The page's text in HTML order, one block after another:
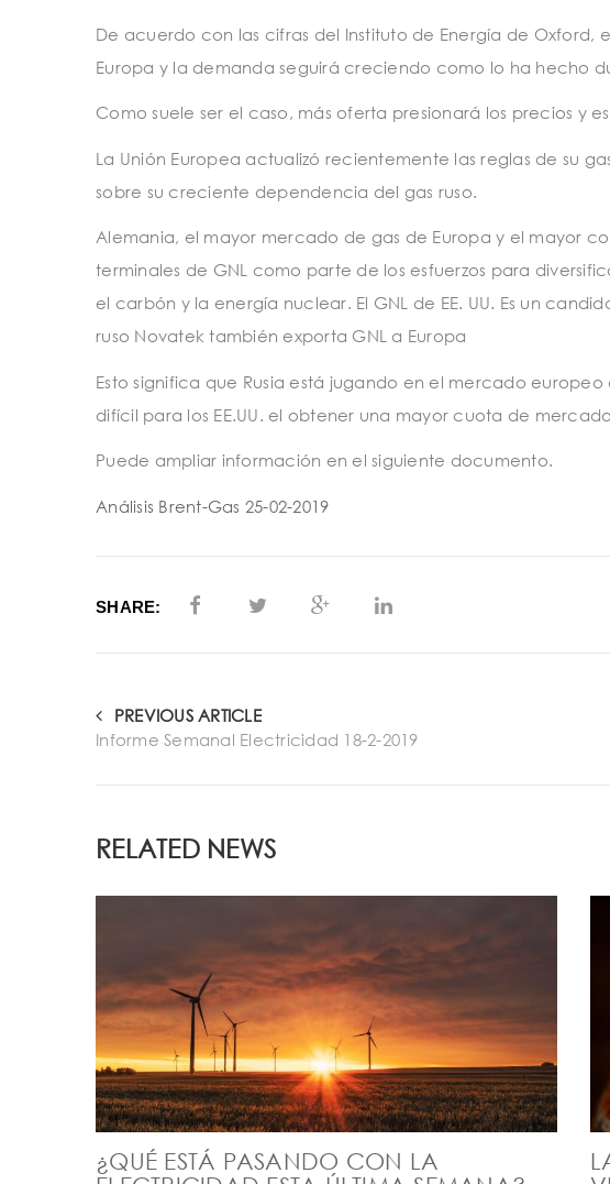
De acuerdo con las cifras del Instituto de Energía de Oxford,
Europa y la demanda seguirá creciendo como lo ha hecho
Como suele ser el caso, más oferta presionará los precios y
La Unión Europea actualizó recientemente las reglas de su
sobre su creciente dependencia del gas ruso.
Alemania, el mayor mercado de gas de Europa y el mayor
terminales de GNL como parte de los esfuerzos para
el carbón y la energía nuclear. El GNL de EE. UU. Es un
ruso Novatek también exporta GNL a Europa
Esto significa que Rusia está jugando en el mercado
difícil para los EE.UU. el obtener una mayor cuota de
Puede ampliar información en el siguiente documento.
Análisis Brent-Gas 25-02-2019
SHARE:
PREVIOUS ARTICLE
Informe Semanal Electricidad 18-2-2019
RELATED NEWS
¿QUÉ ESTÁ PASANDO CON LA